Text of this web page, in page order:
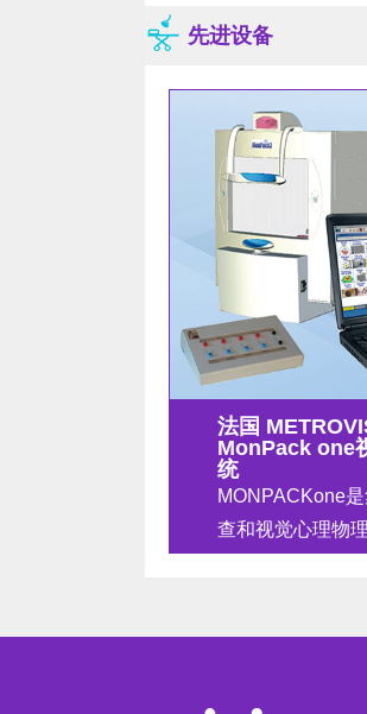
先进设备
法国
MonPack one
统
MONPACKone
查和视觉心理物